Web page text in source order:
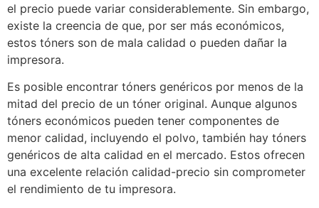
el precio puede variar considerablemente. Sin embargo,
existe la creencia de que, por ser más económicos,
estos tóners son de mala calidad o pueden dañar la
impresora.
Es posible encontrar tóners genéricos por menos de la
mitad del precio de un tóner original. Aunque algunos
tóners económicos pueden tener componentes de
menor calidad, incluyendo el polvo, también hay tóners
genéricos de alta calidad en el mercado. Estos ofrecen
una excelente relación calidad-precio sin comprometer
el rendimiento de tu impresora.